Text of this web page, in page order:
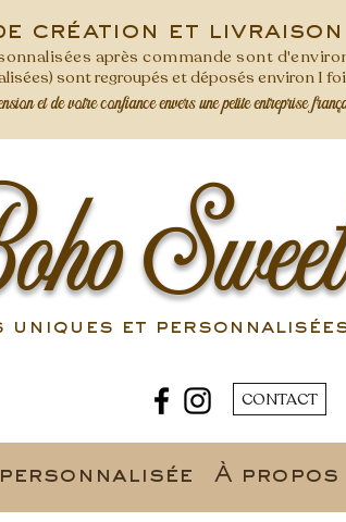
création et livraison
après commande sont
sont regroupés et déposés environ 1
et de votre confiance envers une petite entreprise
uniques et
CONTACT
À propos